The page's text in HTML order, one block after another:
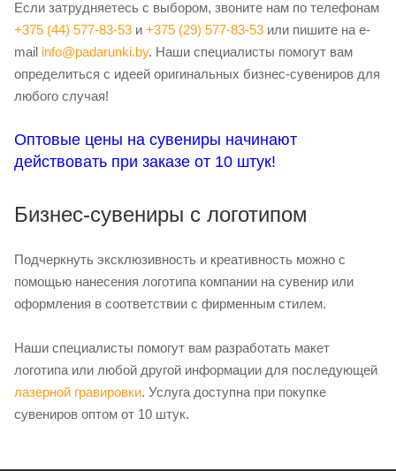
Если затрудняетесь с выбором, звоните нам по телефонам
+375 (44) 577-83-53 и +375 (29) 577-83-53 или пишите на e-
mail info@padarunki.by. Наши специалисты помогут вам
определиться с идеей оригинальных бизнес-сувениров для
любого случая!
Оптовые цены на сувениры начинают
действовать при заказе от 10 штук!
Бизнес-сувениры с логотипом
Подчеркнуть эксклюзивность и креативность можно с
помощью нанесения логотипа компании на сувенир или
оформления в соответствии с фирменным стилем.
Наши специалисты помогут вам разработать макет
логотипа или любой другой информации для последующей
лазерной гравировки. Услуга доступна при покупке
сувениров оптом от 10 штук.